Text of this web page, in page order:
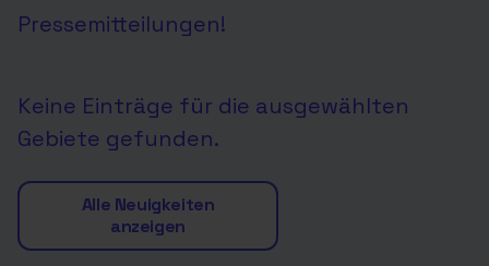
Pressemitteilungen!
Keine Einträge für die ausgewählten
Gebiete gefunden.
Alle Neuigkeiten
anzeigen